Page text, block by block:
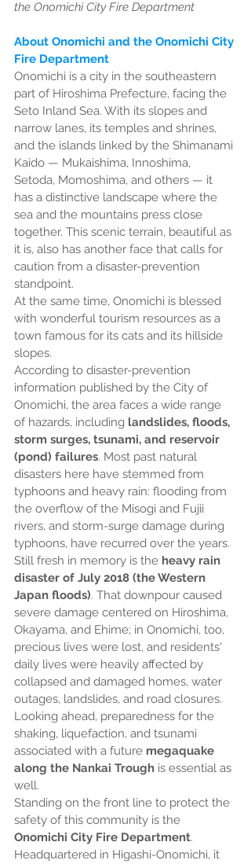
the Onomichi City Fire Department
About Onomichi and the Onomichi City
Fire Department
Onomichi is a city in the southeastern
part of Hiroshima Prefecture, facing the
Seto Inland Sea. With its slopes and
narrow lanes, its temples and shrines,
and the islands linked by the Shimanami
Kaido — Mukaishima, Innoshima,
Setoda, Momoshima, and others — it
has a distinctive landscape where the
sea and the mountains press close
together. This scenic terrain, beautiful as
it is, also has another face that calls for
caution from a disaster-prevention
standpoint.
At the same time, Onomichi is blessed
with wonderful tourism resources as a
town famous for its cats and its hillside
slopes.
According to disaster-prevention
information published by the City of
Onomichi, the area faces a wide range
of hazards, including landslides, floods,
storm surges, tsunami, and reservoir
(pond) failures. Most past natural
disasters here have stemmed from
typhoons and heavy rain: flooding from
the overflow of the Misogi and Fujii
rivers, and storm-surge damage during
typhoons, have recurred over the years.
Still fresh in memory is the heavy rain
disaster of July 2018 (the Western
Japan floods). That downpour caused
severe damage centered on Hiroshima,
Okayama, and Ehime; in Onomichi, too,
precious lives were lost, and residents'
daily lives were heavily affected by
collapsed and damaged homes, water
outages, landslides, and road closures.
Looking ahead, preparedness for the
shaking, liquefaction, and tsunami
associated with a future megaquake
along the Nankai Trough is essential as
well.
Standing on the front line to protect the
safety of this community is the
Onomichi City Fire Department.
Headquartered in Higashi-Onomichi, it